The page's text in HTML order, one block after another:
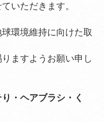
いただきます。
環境維持に向けた取
ますようお願い申し
・ヘアブラシ・く